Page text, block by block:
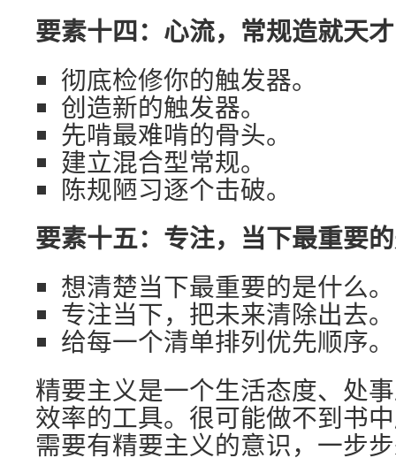
要素十四：心流，常规造就天才
彻底检修你的触发器。
创造新的触发器。
先啃最难啃的骨头。
建立混合型常规。
陈规陋习逐个击破。
要素十五：专注，当下最重要
想清楚当下最重要的是什么。
专注当下，把未来清除出去。
给每一个清单排列优先顺序。
精要主义是一个生活态度、处
效率的工具。很可能做不到书
需要有精要主义的意识，一步